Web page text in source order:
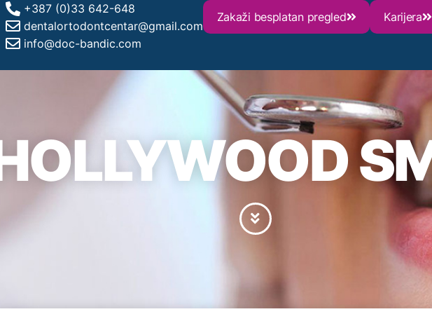
+387 (0)33 642-648
dentalortodontcentar@gmail.com
info@doc-bandic.com
Zakaži besplatan pregled Karijera